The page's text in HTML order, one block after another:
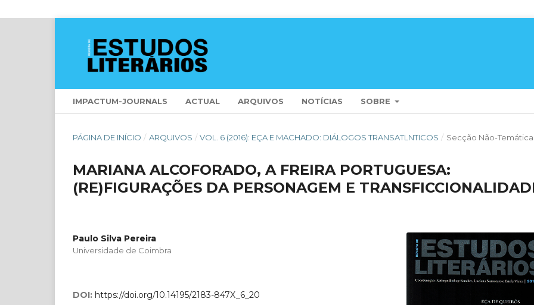
IMPACTUM-JOURNALS ACTUAL ARQUIVOS NOTÍCIAS SOBRE
PÁGINA DE INÍCIO / ARQUIVOS / VOL. 6 (2016): EÇA E MACHADO: DIÁLOGOS TRANSATLNTICOS / Secção Não-Temática
MARIANA ALCOFORADO, A FREIRA PORTUGUESA:
(RE)FIGURAÇÕES DA PERSONAGEM E
Paulo Silva Pereira
Universidade de Coimbra
DOI: https://doi.org/10.14195/2183-847X_6_20